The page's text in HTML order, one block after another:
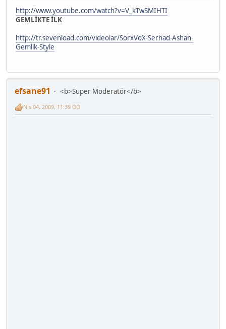
http://www.youtube.com/watch?v=V_kTwSMIHTI
GEMLİKTE İLK
http://tr.sevenload.com/videolar/SorxVoX-Serhad-Ashan-
Gemlik-Style
efsane91 <b>Super Moderatör</b>
Nis 04, 2009, 11:39 ÖÖ